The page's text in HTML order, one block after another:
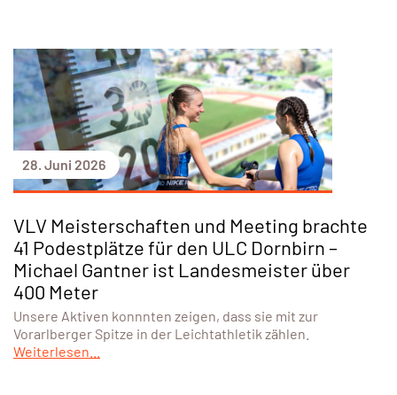
28. Juni 2026
VLV Meisterschaften und Meeting brachte
41 Podestplätze für den ULC Dornbirn –
Michael Gantner ist Landesmeister über
400 Meter
Unsere Aktiven konnnten zeigen, dass sie mit zur
Vorarlberger Spitze in der Leichtathletik zählen.
Weiterlesen...